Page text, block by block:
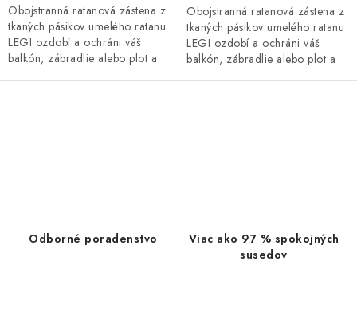
Obojstranná ratanová zástena z
tkaných pásikov umelého ratanu
LEGI ozdobí a ochráni váš
balkón, zábradlie alebo plot a
Obojstranná ratanová zástena z
tkaných pásikov umelého ratanu
LEGI ozdobí a ochráni váš
balkón, zábradlie alebo plot a
Odborné poradenstvo
Viac ako 97 % spokojných
susedov